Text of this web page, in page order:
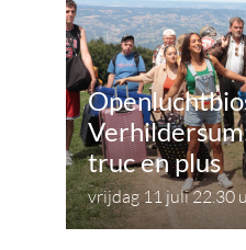
truc en plus
vrijdag 11 juli 22.30